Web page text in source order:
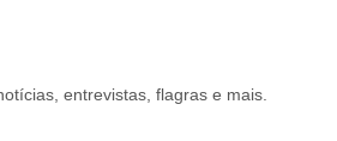
entrevistas, flagras e mais.